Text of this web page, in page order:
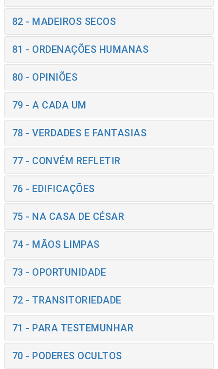
82 - MADEIROS SECOS
81 - ORDENAÇÕES HUMANAS
80 - OPINIÕES
79 - A CADA UM
78 - VERDADES E FANTASIAS
77 - CONVÉM REFLETIR
76 - EDIFICAÇÕES
75 - NA CASA DE CÉSAR
74 - MÃOS LIMPAS
73 - OPORTUNIDADE
72 - TRANSITORIEDADE
71 - PARA TESTEMUNHAR
70 - PODERES OCULTOS